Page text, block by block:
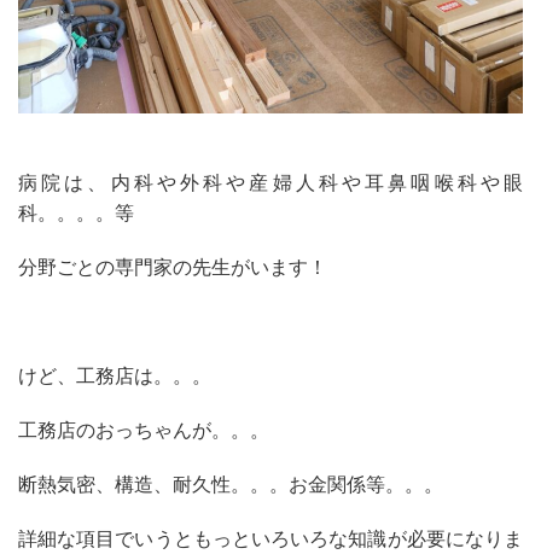
病院は、内科や外科や産婦人科や耳鼻咽喉科や眼
科。。。。等
分野ごとの専門家の先生がいます！
けど、工務店は。。。
工務店のおっちゃんが。。。
断熱気密、構造、耐久性。。。お金関係等。。。
詳細な項目でいうともっといろいろな知識が必要になりま